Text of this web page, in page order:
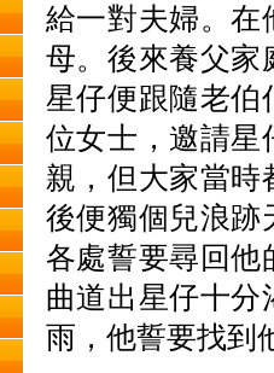
給一對夫婦。在
母。後來養父家
星仔便跟隨老伯
位女士，邀請星
親，但大家當時
後便獨個兒浪跡
各處誓要尋回他
曲道出星仔十分
雨，他誓要找到